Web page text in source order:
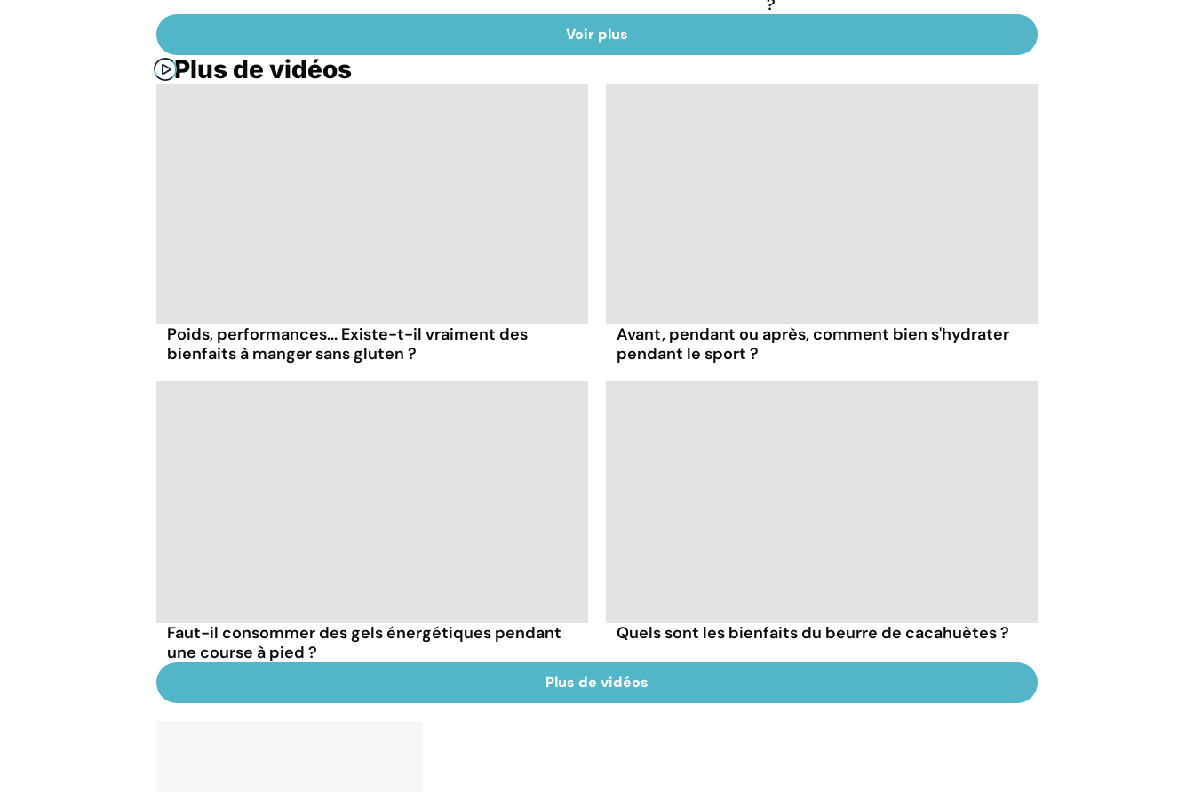
Voir plus
Plus de vidéos
Poids, performances... Existe-t-il vraiment des
bienfaits à manger sans gluten ?
Avant, pendant ou après, comment bien s'hydrater
pendant le sport ?
Faut-il consommer des gels énergétiques pendant
une course à pied ?
Quels sont les bienfaits du beurre de cacahuètes ?
Plus de vidéos